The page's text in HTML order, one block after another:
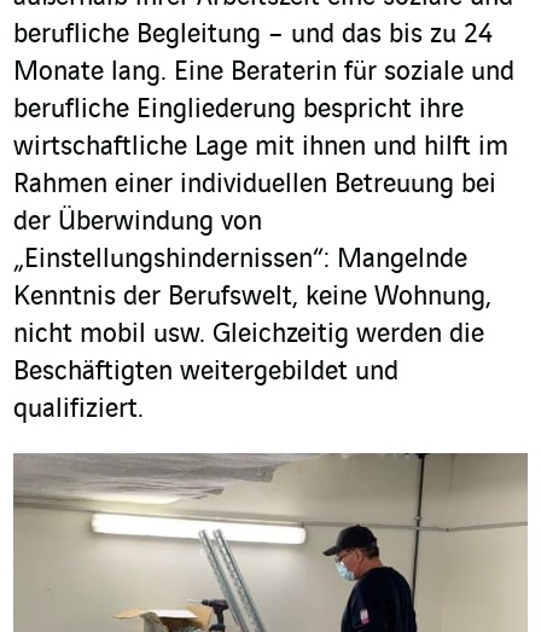
berufliche Begleitung – und das bis zu 24
Monate lang. Eine Beraterin für soziale und
berufliche Eingliederung bespricht ihre
wirtschaftliche Lage mit ihnen und hilft im
Rahmen einer individuellen Betreuung bei
der Überwindung von
„Einstellungshindernissen“: Mangelnde
Kenntnis der Berufswelt, keine Wohnung,
nicht mobil usw. Gleichzeitig werden die
Beschäftigten weitergebildet und
qualifiziert.